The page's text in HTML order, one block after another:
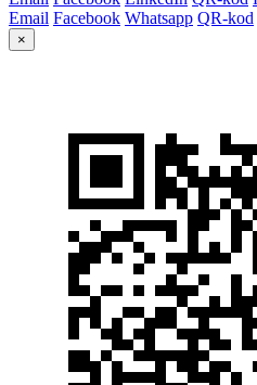
Email Facebook Whatsapp QR-kod
×